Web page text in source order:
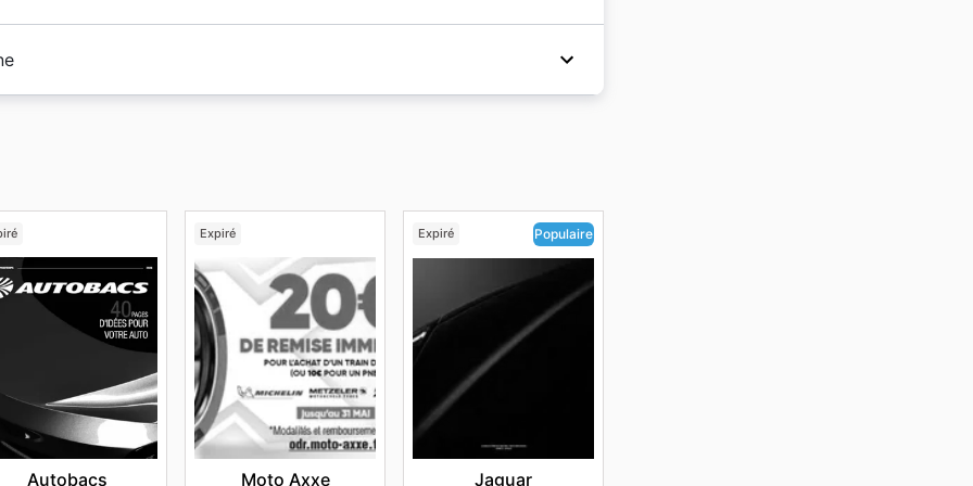
Nationale, et laToussainten novembre, qui sont souvent
et de 14h à 17h.
en stock et configurer leur véhicule.
Autobacs
Expiré
Moto Axxe
Expiré Populaire
Jaguar